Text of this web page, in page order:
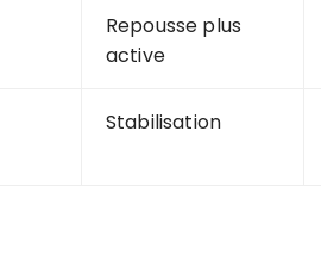
Repousse plus
active
Stabilisation